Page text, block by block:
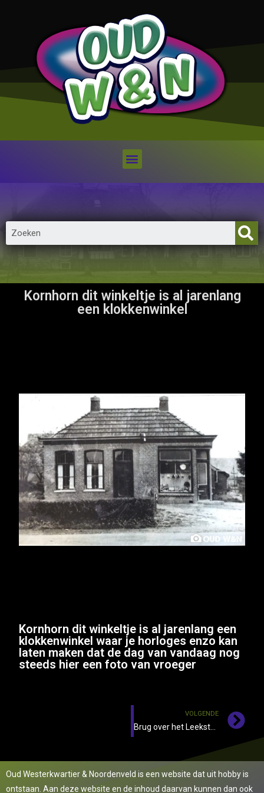
Kornhorn dit winkeltje is al jarenlang
een klokkenwinkel
Kornhorn dit winkeltje is al jarenlang een
klokkenwinkel waar je horloges enzo kan
laten maken dat de dag van vandaag nog
steeds hier een foto van vroeger
VOLGENDE
Brug over het Leekster Hoofddiep
Oud Westerkwartier & Noordenveld is een website dat uit hobby is
ontstaan. Aan deze website en de inhoud daarvan kunnen dan ook